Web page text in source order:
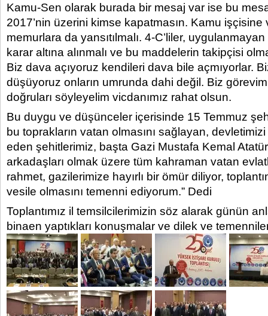
Kamu-Sen olarak burada bir mesaj var ise bu
2017’nin üzerini kimse kapatmasın. Kamu işçisine
memurlara da yansıtılmalı. 4-C’liler,
karar altına alınmalı ve bu maddelerin takipçisi
Biz dava açıyoruz kendileri dava bile açmıyorlar.
düşüyoruz onların umrunda dahi değil. Biz
doğruları söyleyelim vicdanımız rahat olsun.
Bu duygu ve düşünceler içerisinde 15 Temmuz
bu toprakların vatan olmasını sağlayan,
eden şehitlerimiz, başta Gazi Mustafa Kemal
arkadaşları olmak üzere tüm kahraman vatan
rahmet, gazilerimize hayırlı bir ömür diliyor,
vesile olmasını temenni ediyorum.” Dedi
Toplantımız il temsilcilerimizin söz alarak günün
binaen yaptıkları konuşmalar ve dilek ve